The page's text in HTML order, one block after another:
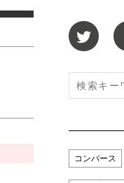
コンバース